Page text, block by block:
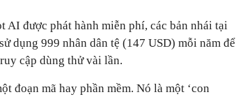
AI được phát hành miễn phí, các bản nhái tại
dụng 999 nhân dân tệ (147 USD) mỗi năm để
cập dùng thử vài lần.
đoạn mã hay phần mềm. Nó là một ‘con